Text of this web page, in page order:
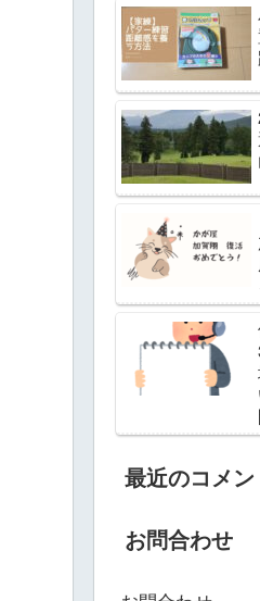
最近のコメン
お問合わせ